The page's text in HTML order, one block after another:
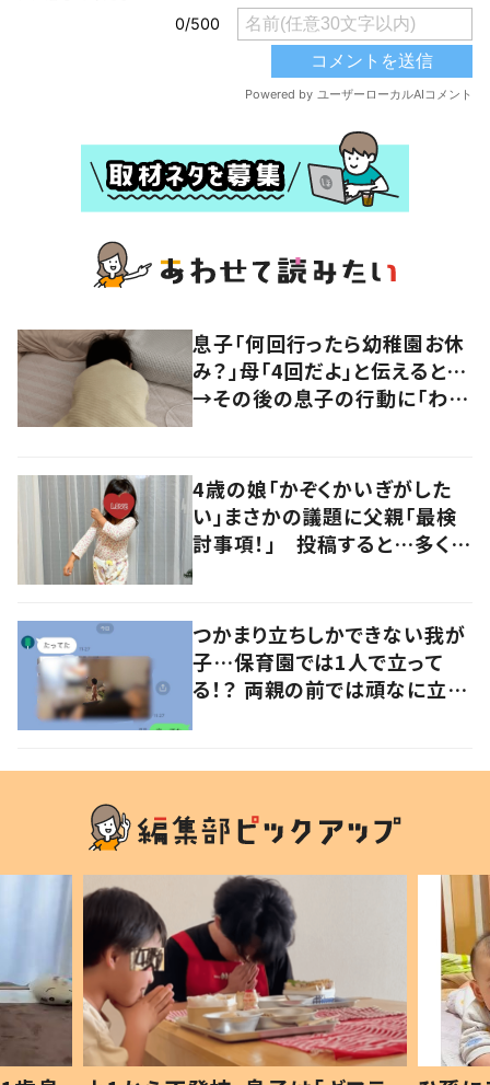
息子「何回行ったら幼稚園お休
み？」母「4回だよ」と伝えると…
→その後の息子の行動に「わか
4歳の娘「かぞくかいぎがした
い」まさかの議題に父親「最検
討事項！」 投稿すると…多くの
つかまり立ちしかできない我が
子…保育園では1人で立って
る！？ 両親の前では頑なに立た